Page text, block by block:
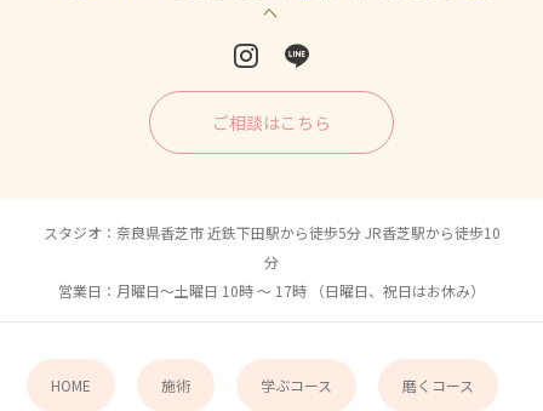
へ
ご相談はこちら
スタジオ：奈良県香芝市 近鉄下田駅から徒歩5分 JR香芝駅から徒歩10
分
営業日：月曜日〜土曜日 10時 〜 17時 （日曜日、祝日はお休み）
HOME 施術 学ぶコース 磨くコース